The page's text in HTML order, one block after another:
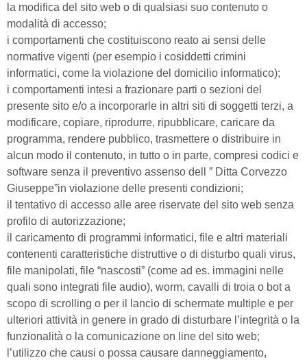
la modifica del sito web o di qualsiasi suo contenuto o
modalità di accesso;
i comportamenti che costituiscono reato ai sensi delle
normative vigenti (per esempio i cosiddetti crimini
informatici, come la violazione del domicilio informatico);
i comportamenti intesi a frazionare parti o sezioni del
presente sito e/o a incorporarle in altri siti di soggetti terzi, a
modificare, copiare, riprodurre, ripubblicare, caricare da
programma, rendere pubblico, trasmettere o distribuire in
alcun modo il contenuto, in tutto o in parte, compresi codici e
software senza il preventivo assenso dell ” Ditta Corvezzo
Giuseppe”in violazione delle presenti condizioni;
il tentativo di accesso alle aree riservate del sito web senza
profilo di autorizzazione;
il caricamento di programmi informatici, file e altri materiali
contenenti caratteristiche distruttive o di disturbo quali virus,
file manipolati, file “nascosti” (come ad es. immagini nelle
quali sono integrati file audio), worm, cavalli di troia o bot a
scopo di scrolling o per il lancio di schermate multiple e per
ulteriori attività in genere in grado di disturbare l’integrità o la
funzionalità o la comunicazione on line del sito web;
l’utilizzo che causi o possa causare danneggiamento,